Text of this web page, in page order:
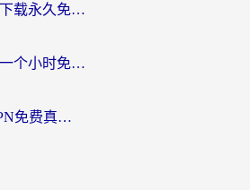
海外党必看：加速器下载永久免费版真的存在吗？教你无缝访问国内资源的正确姿势
海外党自救指南：用一个小时免费加速器，轻松打破国内资源访问壁垒？
海外党必看：中国VPN免费真的靠谱吗？手把手教你选对回国加速器